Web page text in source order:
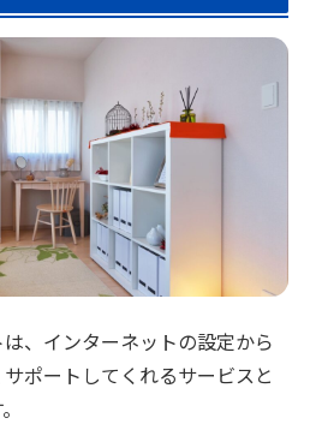
、インターネットの設定から
ポートしてくれるサービスと